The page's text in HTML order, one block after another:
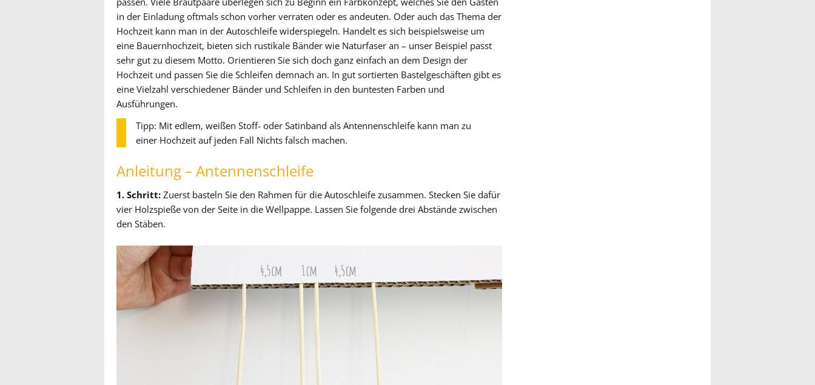
in der Einladung oftmals schon vorher verraten oder es andeuten. Oder auch das Thema der
Hochzeit kann man in der Autoschleife widerspiegeln. Handelt es sich beispielsweise um
eine Bauernhochzeit, bieten sich rustikale Bänder wie Naturfaser an – unser Beispiel passt
sehr gut zu diesem Motto. Orientieren Sie sich doch ganz einfach an dem Design der
Hochzeit und passen Sie die Schleifen demnach an. In gut sortierten Bastelgeschäften gibt es
eine Vielzahl verschiedener Bänder und Schleifen in den buntesten Farben und
Ausführungen.
Tipp: Mit edlem, weißen Stoff- oder Satinband als Antennenschleife kann man zu
einer Hochzeit auf jeden Fall Nichts falsch machen.
Anleitung – Antennenschleife
1. Schritt: Zuerst basteln Sie den Rahmen für die Autoschleife zusammen. Stecken Sie dafür
vier Holzspieße von der Seite in die Wellpappe. Lassen Sie folgende drei Abstände zwischen
den Stäben.